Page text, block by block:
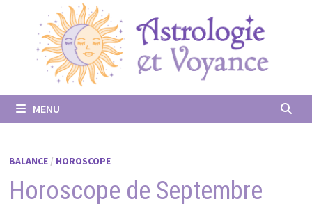
contenu
MENU
BALANCE/ HOROSCOPE
Horoscope de Septembre